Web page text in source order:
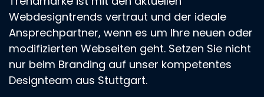
Webdesigntrends vertraut und der ideale
Ansprechpartner, wenn es um Ihre neuen oder
modifizierten Webseiten geht. Setzen Sie nicht
nur beim Branding auf unser kompetentes
Designteam aus Stuttgart.